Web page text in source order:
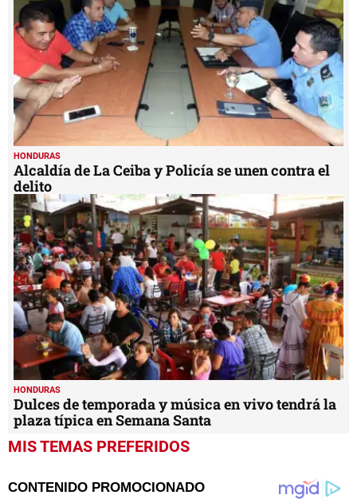
HONDURAS
Alcaldía de La Ceiba y Policía se unen contra el
delito
HONDURAS
Dulces de temporada y música en vivo tendrá la
plaza típica en Semana Santa
MIS TEMAS PREFERIDOS